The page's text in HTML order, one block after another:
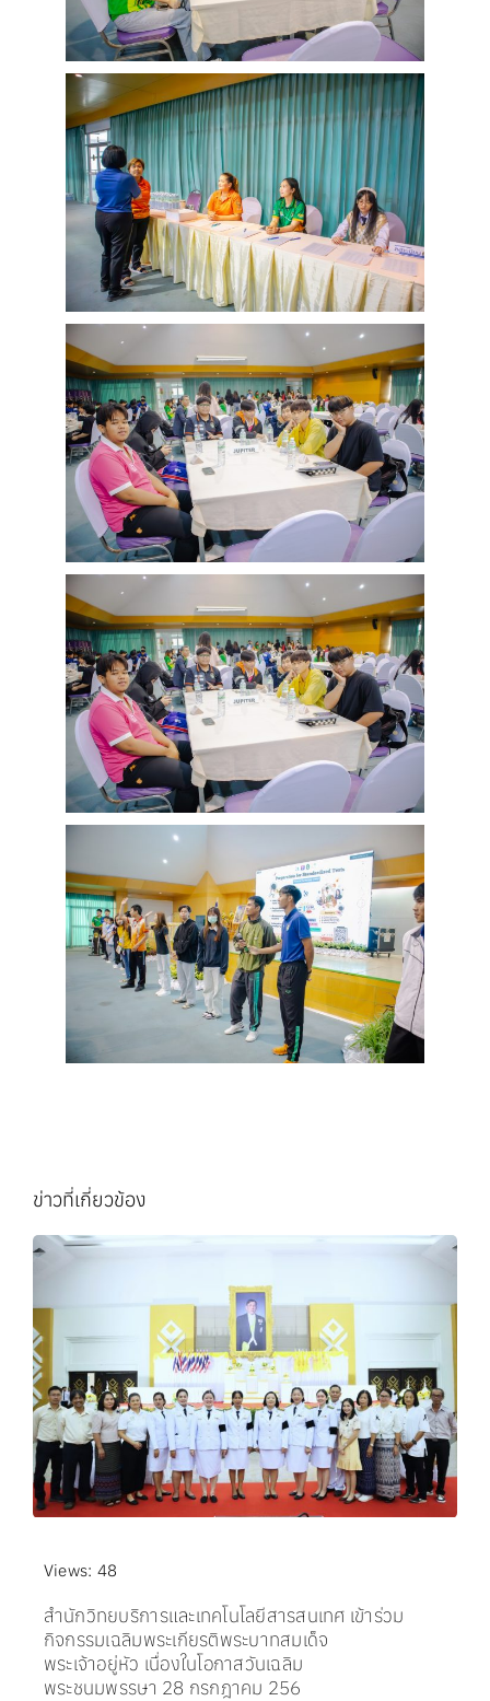
ข่าวที่เกี่ยวข้อง
Views: 48
สำนักวิทยบริการและเทคโนโลยีสารสนเทศ เข้าร่วม
กิจกรรมเฉลิมพระเกียรติพระบาทสมเด็จ
พระเจ้าอยู่หัว เนื่องในโอกาสวันเฉลิม
พระชนมพรรษา 28 กรกฎาคม 256